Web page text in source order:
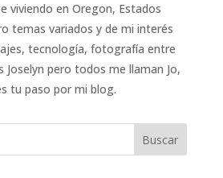
viviendo en Oregon, Estados
temas variados y de mi interés
tecnología, fotografía entre
pero todos me llaman Jo,
tu paso por mi blog.